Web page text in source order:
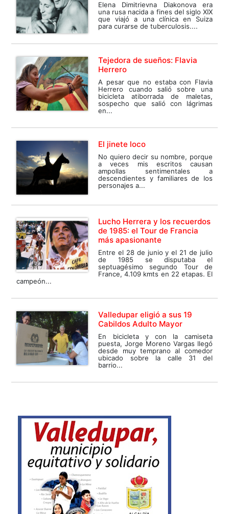
Elena Dimitrievna Diakonova era
una rusa nacida a fines del siglo XIX
que viajó a una clínica en Suiza
para curarse de tuberculosis....
Tejedora de sueños: Flavia
Herrero
A pesar que no estaba con Flavia
Herrero cuando salió sobre una
bicicleta atiborrada de maletas,
sospecho que salió con lágrimas
en...
El jinete loco
No quiero decir su nombre, porque
a veces mis escritos causan
ampollas sentimentales a
descendientes y familiares de los
personajes a...
Lucho Herrera y los recuerdos
de 1985: el Tour de Francia
más apasionante
Entre el 28 de junio y el 21 de julio
de 1985 se disputaba el
septuagésimo segundo Tour de
France, 4.109 kmts en 22 etapas. El
campeón...
Valledupar eligió a sus 19
Cabildos Adulto Mayor
En bicicleta y con la camiseta
puesta, Jorge Moreno Vargas llegó
desde muy temprano al comedor
ubicado sobre la calle 31 del
barrio...